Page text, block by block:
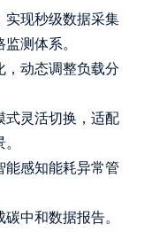
实现秒级数据采集
测体系。
，动态调整负载分
式灵活切换，适配
能感知能耗异常管
中和数据报告。